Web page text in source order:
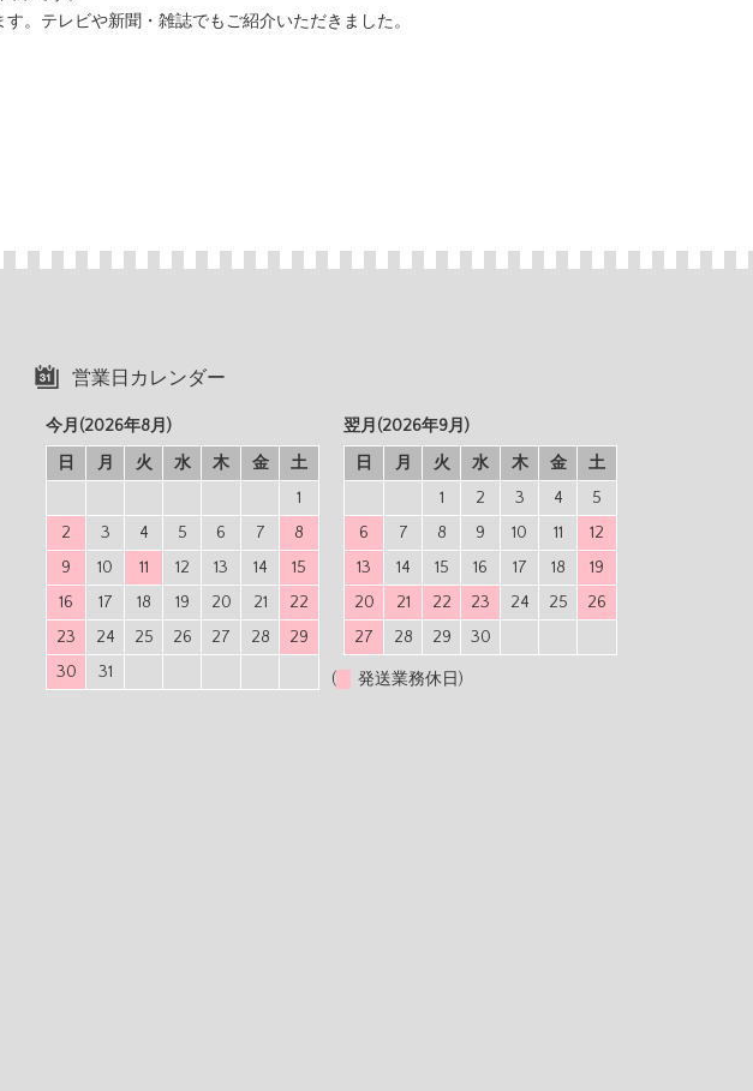
。 テレビや新聞・雑誌でもご紹介いただきました。
営業日カレンダー
今月(2026年8月)
日
月 火 水 木 金
土
1
2
3 4 5 6 7
8
9
10 11 12 13 14
15
16
17 18 19 20 21
22
23
24 25 26 27 28
29
30
31
翌月(2026年9月)
日
月 火 水 木 金
土
1
2 3 4
5
6
7 8 9 10 11
12
13
14 15 16 17 18
19
20
21 22 23 24 25
26
27
28 29 30
( 発送業務休日)